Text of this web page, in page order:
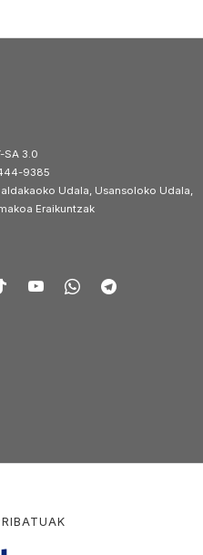
SA 3.0
9385
Udala, Usansoloko Udala,
Eraikuntzak